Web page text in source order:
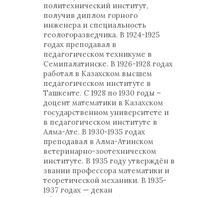
политехнический институт,
получив диплом горного
инженера и специальность
геологоразведчика. В 1924-1925
годах преподавал в
педагогическом техникуме в
Семипалатинске. В 1926-1928 годах
работал в Казахском высшем
педагогическом институте в
Ташкенте. С 1928 по 1930 годы –
доцент математики в Казахском
государственном университете и
в педагогическом институте в
Алма-Ате. В 1930-1935 годах
преподавал в Алма-Атинском
ветеринарно-зоотехническом
институте. В 1935 году утверждён в
звании профессора математики и
теоретической механики. В 1935-
1937 годах — декан